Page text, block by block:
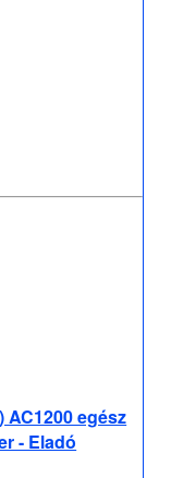
AC1200 egész
- Eladó